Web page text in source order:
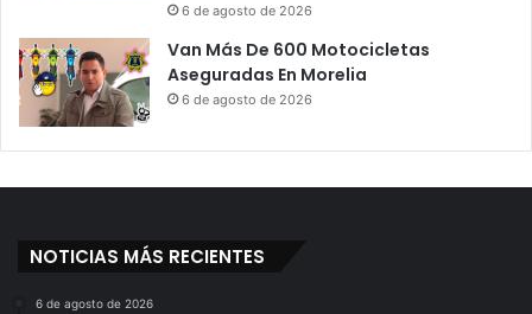
6 de agosto de 2026
Van Más De 600 Motocicletas
Aseguradas En Morelia
6 de agosto de 2026
NOTICIAS MÁS RECIENTES
6 de agosto de 2026